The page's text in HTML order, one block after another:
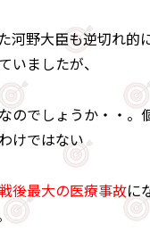
河野大臣も逆切れ的
いましたが、
のでしょうか・・。
けではない
後最大の医療事故に